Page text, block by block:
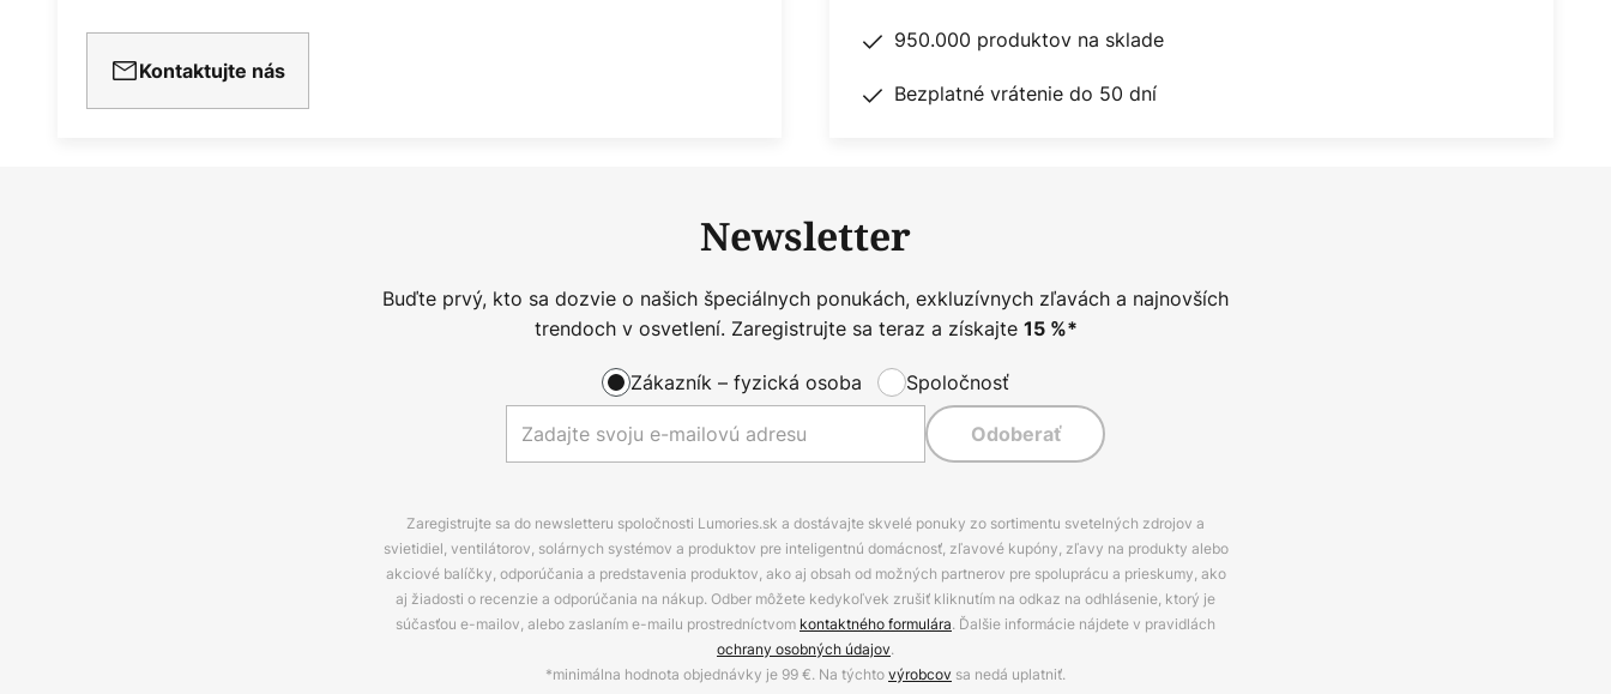
Kontaktujte nás
950.000 produktov na sklade
Bezplatné vrátenie do 50 dní
Newsletter
Buďte prvý, kto sa dozvie o našich špeciálnych ponukách, exkluzívnych zľavách a najnovších
trendoch v osvetlení. Zaregistrujte sa teraz a získajte 15%*
Zákazník – fyzická osoba Spoločnosť
Odoberať
Zaregistrujte sa do newsletteru spoločnosti Lumories.sk a dostávajte skvelé ponuky zo sortimentu svetelných zdrojov a
svietidiel, ventilátorov, solárnych systémov a produktov pre inteligentnú domácnosť, zľavové kupóny, zľavy na produkty alebo
akciové balíčky, odporúčania a predstavenia produktov, ako aj obsah od možných partnerov pre spoluprácu a prieskumy, ako
aj žiadosti o recenzie a odporúčania na nákup. Odber môžete kedykoľvek zrušiť kliknutím na odkaz na odhlásenie, ktorý je
súčasťou e-mailov, alebo zaslaním e-mailu prostredníctvom kontaktného formulára. Ďalšie informácie nájdete v pravidlách
ochrany osobných údajov.
*minimálna hodnota objednávky je 99 €. Na týchtovýrobcov sa nedá uplatniť.